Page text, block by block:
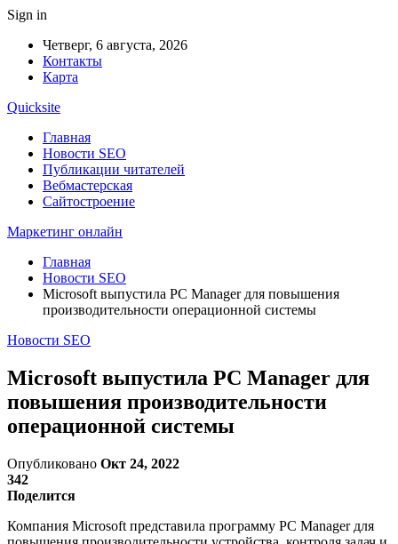
Sign in
Четверг, 6 августа, 2026
Контакты
Карта
Quicksite
Главная
Новости SEO
Публикации читателей
Вебмастерская
Сайтостроение
Маркетинг онлайн
Главная
Новости SEO
Microsoft выпустила PC Manager для повышения
производительности операционной системы
Новости SEO
Microsoft выпустила PC Manager для
повышения производительности
операционной системы
Опубликовано Окт 24, 2022
342
Поделится
Компания Microsoft представила программу PC Manager для